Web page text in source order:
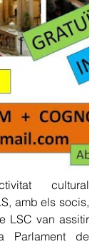
cultural
amb els socis,
LSC van assitir
Parlament de